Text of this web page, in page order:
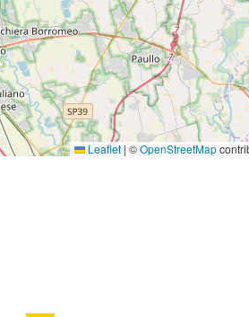
Leaflet | ©OpenStreetMap